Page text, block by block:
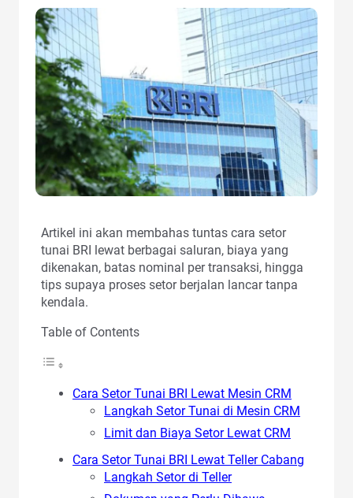
Artikel ini akan membahas tuntas cara setor
tunai BRI lewat berbagai saluran, biaya yang
dikenakan, batas nominal per transaksi, hingga
tips supaya proses setor berjalan lancar tanpa
kendala.
Table of Contents
Cara Setor Tunai BRI Lewat Mesin CRM
Langkah Setor Tunai di Mesin CRM
Limit dan Biaya Setor Lewat CRM
Cara Setor Tunai BRI Lewat Teller Cabang
Langkah Setor di Teller